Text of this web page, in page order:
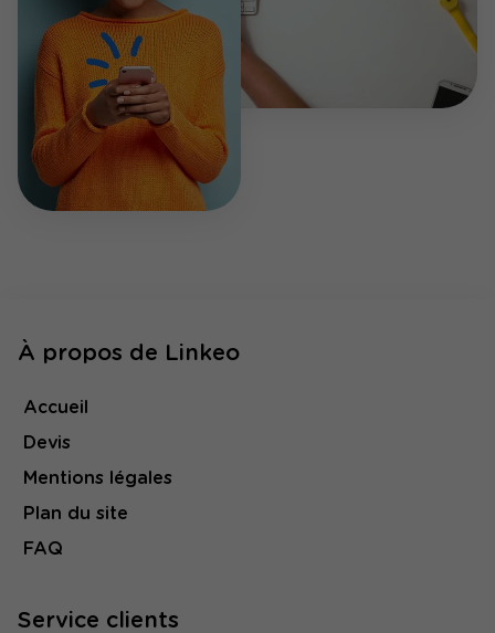
À propos de Linkeo
Accueil
Devis
Mentions légales
Plan du site
FAQ
Service clients